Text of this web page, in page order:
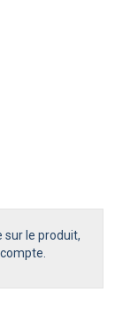
sur le produit,